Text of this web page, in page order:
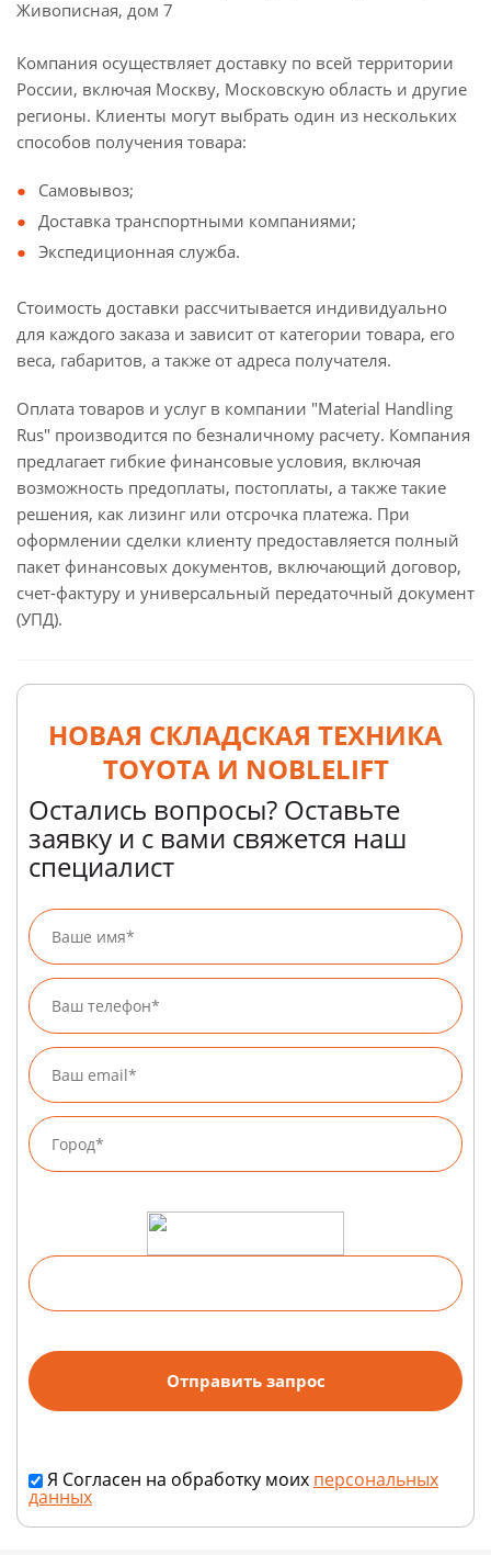
Живописная, дом 7
Компания осуществляет доставку по всей территории
России, включая Москву, Московскую область и другие
регионы. Клиенты могут выбрать один из нескольких
способов получения товара:
Самовывоз;
Доставка транспортными компаниями;
Экспедиционная служба.
Стоимость доставки рассчитывается индивидуально
для каждого заказа и зависит от категории товара, его
веса, габаритов, а также от адреса получателя.
Оплата товаров и услуг в компании "Material Handling
Rus" производится по безналичному расчету. Компания
предлагает гибкие финансовые условия, включая
возможность предоплаты, постоплаты, а также такие
решения, как лизинг или отсрочка платежа. При
оформлении сделки клиенту предоставляется полный
пакет финансовых документов, включающий договор,
счет-фактуру и универсальный передаточный документ
(УПД).
НОВАЯ СКЛАДСКАЯ ТЕХНИКА
TOYOTA И NOBLELIFT
Остались вопросы? Оставьте
заявку и с вами свяжется наш
специалист
Я Согласен на обработку моих персональных
данных